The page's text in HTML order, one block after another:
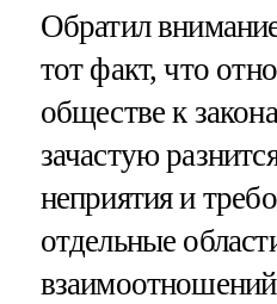
Обратил
тот факт, что
обществе к
зачастую
неприятия и
отдельные